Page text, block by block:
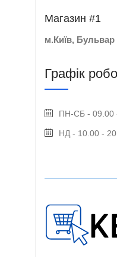
Магазин #1
м.Київ,
Графік
ПН-СБ - 09.00
НД - 10.00 -